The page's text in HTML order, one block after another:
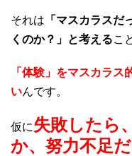
それは 「マスカラス
くのか？」と考えるこ
「体験」をマスカラ
いんです。
仮に失敗したら
か、努力不足